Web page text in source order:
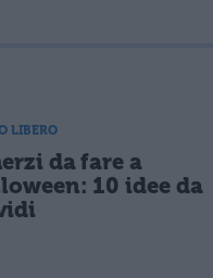
o tradizionali
LIBERO
da fare a
10 idee da